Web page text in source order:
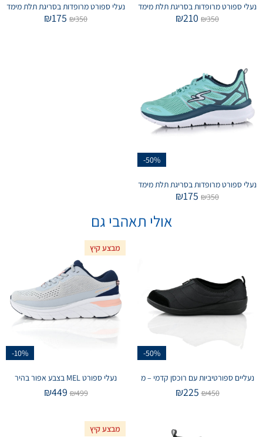
נעלי ספורט מרופדות בסריגת תלת מימד
₪350
₪210
נעלי ספורט מרופדות בסריגת תלת מימד
₪350
₪175
-50%
נעלי ספורט מרופדות בסריגת תלת מימד
₪350
₪175
אולי תאהבי גם
-50%
נעליים ספורטיביות עם רוכסן קדמי – מ
₪450
₪225
מבצע קיץ
-10%
נעלי ספורט MEL בצבע אפור בהיר
₪499
₪449
מבצע קיץ